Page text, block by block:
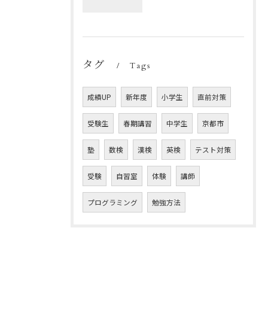
タグ Tags
成績UP 新年度 小学生 直前対策
受験生 春期講習 中学生 京都市
塾 数検 漢検 英検 テスト対策
受験 自習室 体験 講師
プログラミング 勉強方法